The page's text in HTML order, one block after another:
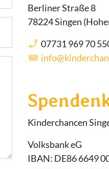
Berliner Straße 8
78224 Singen
07731 969 70
Kinderchancen
Volksbank eG
IBAN: DE86 6649